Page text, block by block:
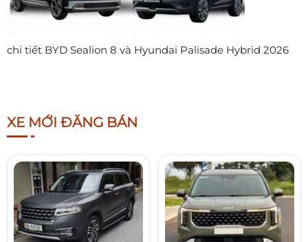
chi tiết BYD Sealion 8 và Hyundai Palisade Hybrid 2026
XE MỚI ĐĂNG BÁN